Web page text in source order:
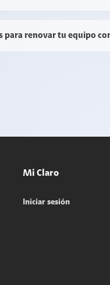
para renovar tu equipo
Mi Claro
Iniciar sesión